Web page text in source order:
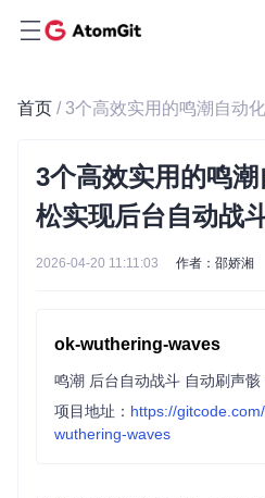
首页
3个高效实用的鸣
松实现后台自动战
2026-04-20 11:11:03 作者：邵娇湘
ok-wuthering-waves
项目地址： https://
wuthering-waves